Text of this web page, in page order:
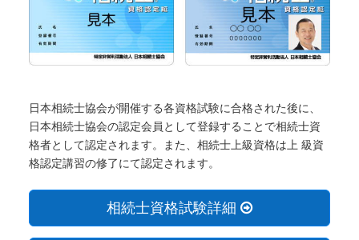
日本相続士協会が開催する各資格試験に合格された後に、
日本相続士協会の認定会員として登録することで相続士資
格者として認定されます。また、相続士上級資格は上 級資
格認定講習の修了にて認定されます。
相続士資格試験詳細